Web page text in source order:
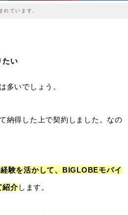
ています。
たい
多いでしょう。
納得した上で契約しました。なの
験を活かして、BIGLOBEモバイ
紹介します。